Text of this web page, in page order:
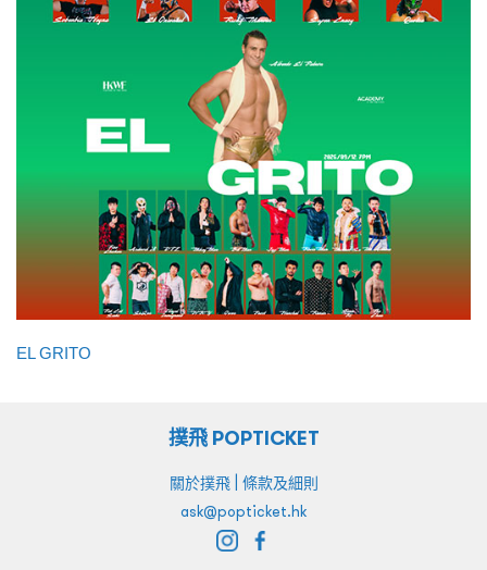
EL GRITO
撲飛 POPTICKET
關於撲飛| 條款及細則
ask@popticket.hk